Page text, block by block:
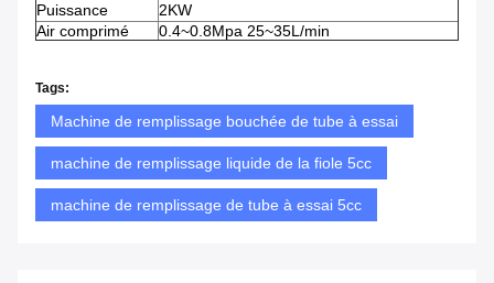
Puissance
2KW
Air comprimé
0.4~0.8Mpa 25~35L/min
Tags:
Machine de remplissage bouchée de tube à essai
machine de remplissage liquide de la fiole 5cc
machine de remplissage de tube à essai 5cc